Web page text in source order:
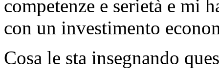
competenze e serietà e mi
con un investimento
Cosa le sta insegnando